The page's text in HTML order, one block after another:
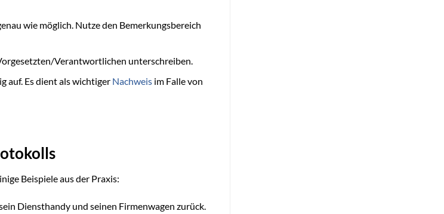
wie möglich. Nutze den Bemerkungsbereich
Verantwortlichen unterschreiben.
auf. Es dient als wichtiger Nachweisim Falle von
Beispiele aus der Praxis:
Diensthandy und seinen Firmenwagen zurück.